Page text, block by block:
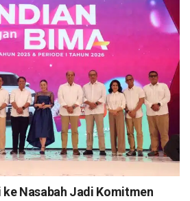
ke Nasabah Jadi Komitmen